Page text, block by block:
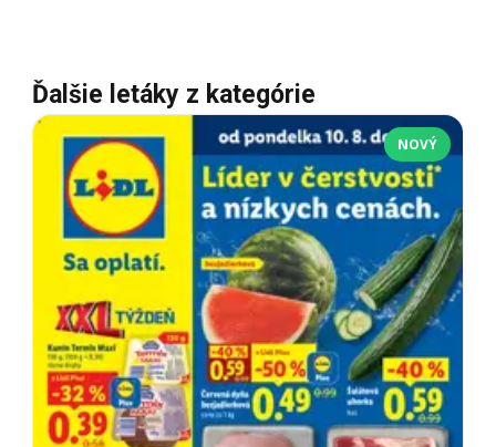
Ďalšie letáky z kategórie
NOVÝ